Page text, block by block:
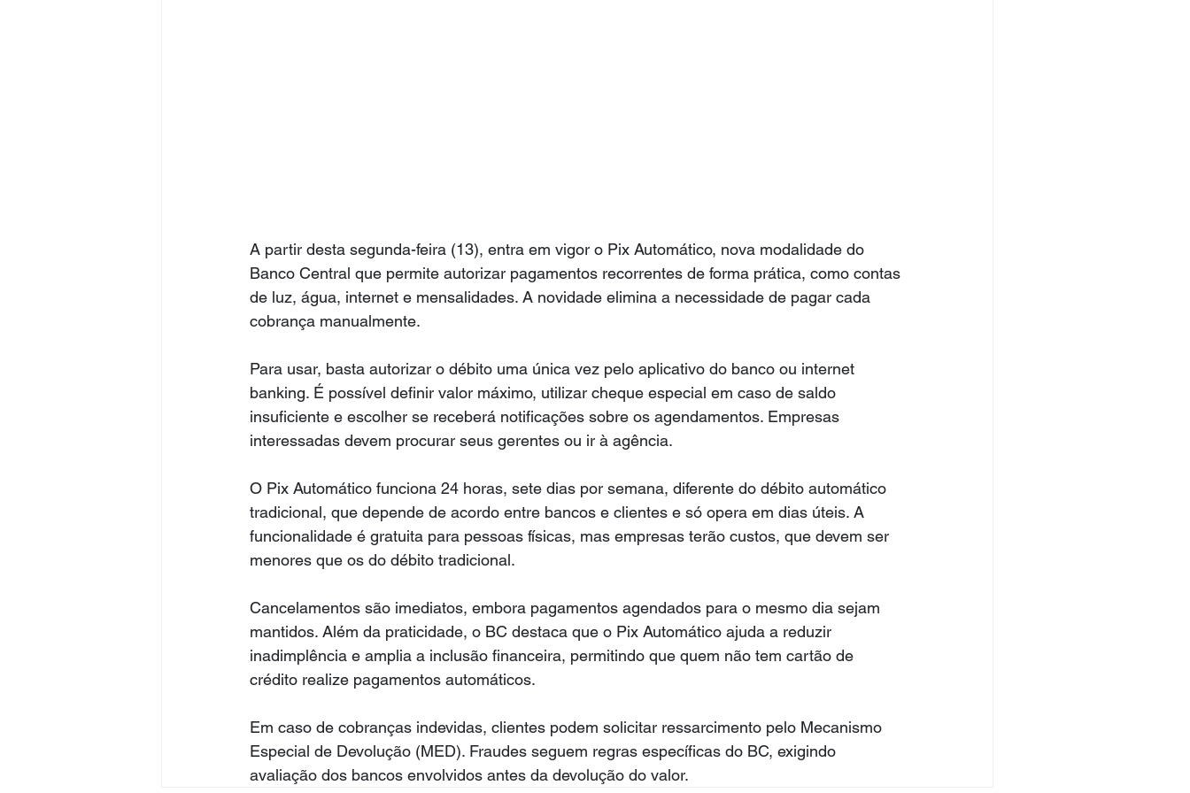
A partir desta segunda-feira (13), entra em vigor o Pix Automático, nova modalidade do
Banco Central que permite autorizar pagamentos recorrentes de forma prática, como contas
de luz, água, internet e mensalidades. A novidade elimina a necessidade de pagar cada
cobrança manualmente.
Para usar, basta autorizar o débito uma única vez pelo aplicativo do banco ou internet
banking. É possível definir valor máximo, utilizar cheque especial em caso de saldo
insuficiente e escolher se receberá notificações sobre os agendamentos. Empresas
interessadas devem procurar seus gerentes ou ir à agência.
O Pix Automático funciona 24 horas, sete dias por semana, diferente do débito automático
tradicional, que depende de acordo entre bancos e clientes e só opera em dias úteis. A
funcionalidade é gratuita para pessoas físicas, mas empresas terão custos, que devem ser
menores que os do débito tradicional.
Cancelamentos são imediatos, embora pagamentos agendados para o mesmo dia sejam
mantidos. Além da praticidade, o BC destaca que o Pix Automático ajuda a reduzir
inadimplência e amplia a inclusão financeira, permitindo que quem não tem cartão de
crédito realize pagamentos automáticos.
Em caso de cobranças indevidas, clientes podem solicitar ressarcimento pelo Mecanismo
Especial de Devolução (MED). Fraudes seguem regras específicas do BC, exigindo
avaliação dos bancos envolvidos antes da devolução do valor.